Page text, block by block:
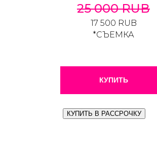
25 000 RUB
17 500 RUB
*СЪЕМКА
КУПИТЬ В РАССРОЧКУ
КУПИТЬ